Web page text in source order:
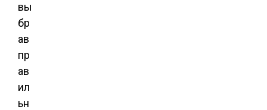
вы
бр
ав
пр
ав
ил
ьн